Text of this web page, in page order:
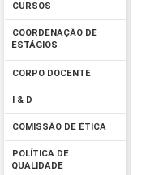
CURSOS
COORDENAÇÃO DE
ESTÁGIOS
CORPO DOCENTE
I & D
COMISSÃO DE ÉTICA
POLÍTICA DE
QUALIDADE